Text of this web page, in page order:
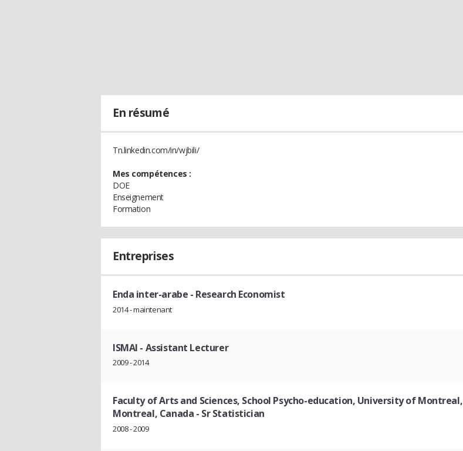
En résumé
Tn.linkedin.com/in/wjbili/
Mes compétences :
DOE
Enseignement
Formation
Entreprises
Enda inter-arabe - Research Economist
2014 - maintenant
ISMAI - Assistant Lecturer
2009 - 2014
Faculty of Arts and Sciences, School Psycho-education, University of Montreal,
Montreal, Canada - Sr Statistician
2008 - 2009